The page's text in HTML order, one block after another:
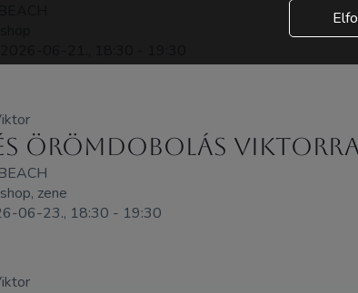
2026-06-21., 18:30 - 19:30
örömdobolás
zene
06-23., 18:30 - 19:30